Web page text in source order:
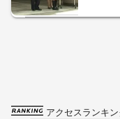
アクセスランキ